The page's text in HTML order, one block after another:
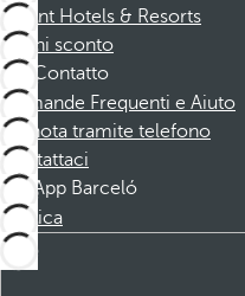
Dorint Hotels & Resorts
Buoni sconto
Contatto
Domande Frequenti e Aiuto
Prenota tramite telefono
Contattaci
App Barceló
Scarica